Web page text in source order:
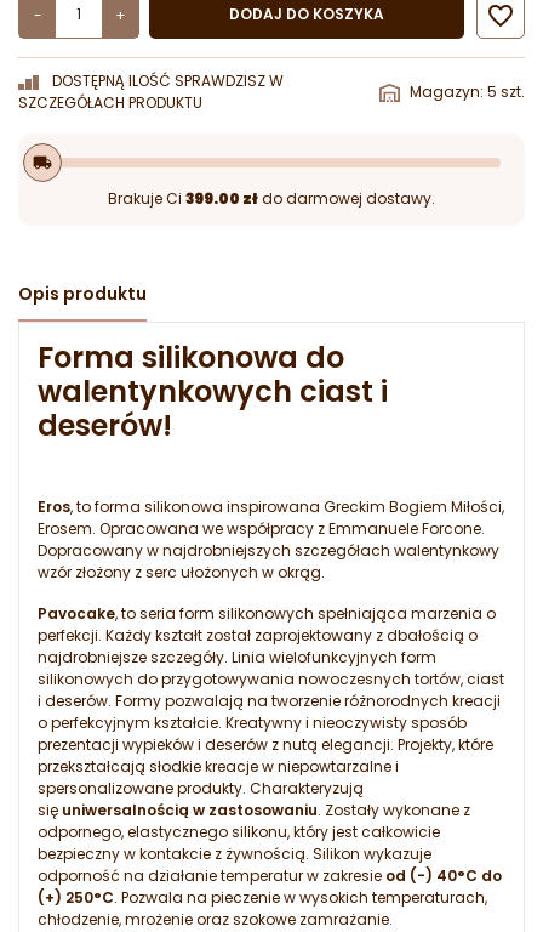
- + DODAJ DO KOSZYKA 
DOSTĘPNĄ ILOŚĆ SPRAWDZISZ W
SZCZEGÓŁACH PRODUKTU
Magazyn: 5 szt.
local_shipping
Brakuje Ci 399.00 złdo darmowej dostawy.
Opis produktu
Forma silikonowa do
walentynkowych ciast i
deserów!
Eros, to forma silikonowa inspirowana Greckim Bogiem Miłości,
Erosem. Opracowana we współpracy z Emmanuele Forcone.
Dopracowany w najdrobniejszych szczegółach walentynkowy
wzór złożony z serc ułożonych w okrąg.
Pavocake, to seria form silikonowych spełniająca marzenia o
perfekcji. Każdy kształt został zaprojektowany z dbałością o
najdrobniejsze szczegóły. Linia wielofunkcyjnych form
silikonowych do przygotowywania nowoczesnych tortów, ciast
i deserów. Formy pozwalają na tworzenie różnorodnych kreacji
o perfekcyjnym kształcie. Kreatywny i nieoczywisty sposób
prezentacji wypieków i deserów z nutą elegancji. Projekty, które
przekształcają słodkie kreacje w niepowtarzalne i
spersonalizowane produkty. Charakteryzują
się uniwersalnością w zastosowaniu. Zostały wykonane z
odpornego, elastycznego silikonu, który jest całkowicie
bezpieczny w kontakcie z żywnością. Silikon wykazuje
odporność na działanie temperatur w zakresie od (-) 40°C do
(+) 250°C. Pozwala na pieczenie w wysokich temperaturach,
chłodzenie, mrożenie oraz szokowe zamrażanie.